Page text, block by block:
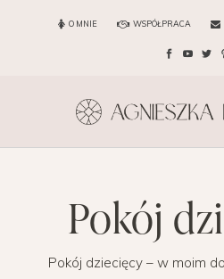
O MNIE WSPÓŁPRACA
pokój
Pokój dziecięcy – w moim